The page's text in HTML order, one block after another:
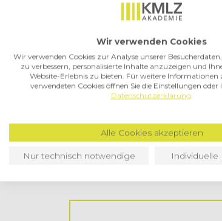
Agenda
Was sind die wichtigsten
Konkrete
Notwendige
Erleichterungen in
Wir verwenden Cookies
Wir verwenden Cookies zur Analyse unserer
zu verbessern, personalisierte Inhalte anzuzeigen und
Website-Erlebnis zu bieten. Für weitere Informationen
verwendeten Cookies öffnen Sie die Einstellungen oder
Datenschutzerklärung.
Alle Cookies akzeptieren
Nur technisch notwendige Individuelle